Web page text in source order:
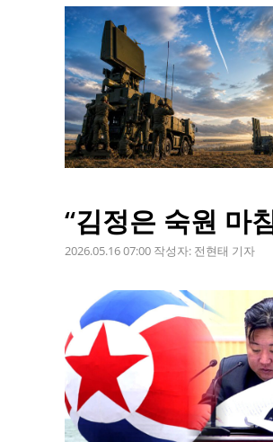
“김정은 숙원 마
2026.05.16 07:00 작성자: 전현태 기자